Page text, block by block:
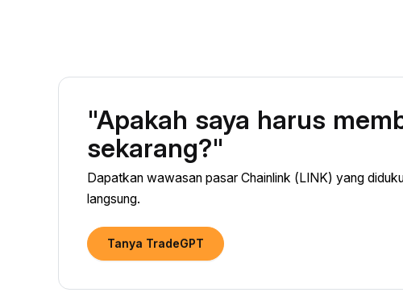
"Apakah saya harus
sekarang?"
Dapatkan wawasan pasar Chainlink (LINK) yang
langsung.
Tanya TradeGPT